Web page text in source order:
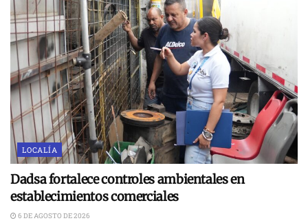
LOCALÍA
Dadsa fortalece controles ambientales en
establecimientos comerciales
6 DE AGOSTO DE 2026